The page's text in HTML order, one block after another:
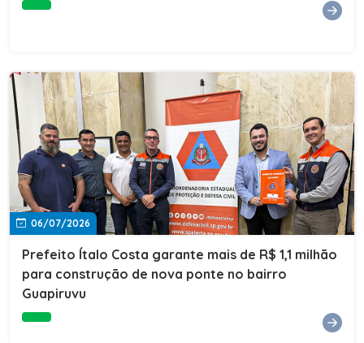
06/07/2026
Prefeito Ítalo Costa garante mais de R$ 1,1 milhão
para construção de nova ponte no bairro
Guapiruvu